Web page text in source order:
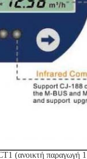
(ανοικτή παραγωγή